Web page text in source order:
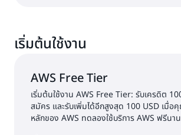
เริ่มต้นใช้งาน
AWS Free Tier
เริ่มต้นใช้งาน AWS Free Tier: รับเครดิต
สมัคร และรับเพิ่มได้อีกสูงสุด 100 USD เมื่อ
หลักของ AWS ทดลองใช้บริการ AWS ฟรีนา